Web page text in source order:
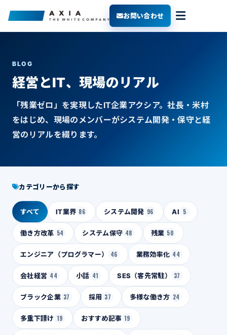
お問い合わせ
BLOG
経営とIT、現場のリアル
「残業ゼロ」を実現したIT企業アクシア。社長・米村
をはじめ、現場のメンバーがシステム開発・保守と経
営のリアルを綴ります。
カテゴリーから探す
すべて IT業界 86 システム開発 96 AI 5
働き方改革 54 システム保守 48 残業 50
エンジニア（プログラマー） 46 業務効率化 44
会社経営 44 小話 41 SES（客先常駐） 37
ブラック企業 37 採用 37 多様な働き方 24
多重下請け 19 おすすめ記事 19